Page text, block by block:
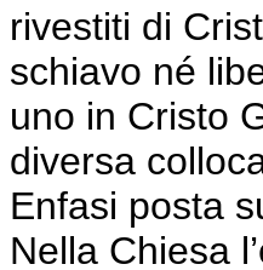
rivestiti di
schiavo né
uno in Cristo
diversa
Enfasi posta
Nella Chiesa